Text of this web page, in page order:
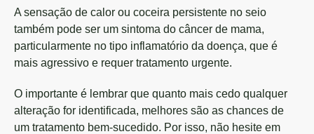
A sensação de calor ou coceira persistente no seio
também pode ser um sintoma do câncer de mama,
particularmente no tipo inflamatório da doença, que é
mais agressivo e requer tratamento urgente.
O importante é lembrar que quanto mais cedo qualquer
alteração for identificada, melhores são as chances de
um tratamento bem-sucedido. Por isso, não hesite em